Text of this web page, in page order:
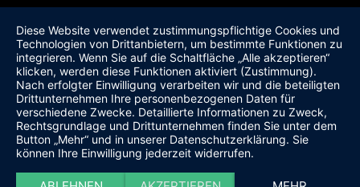
Diese Website verwendet zustimmungspflichtige Cookies und
Technologien von Drittanbietern, um bestimmte Funktionen zu
integrieren. Wenn Sie auf die Schaltfläche „Alle akzeptieren“
klicken, werden diese Funktionen aktiviert (Zustimmung).
Nach erfolgter Einwilligung verarbeiten wir und die beteiligten
Drittunternehmen Ihre personenbezogenen Daten für
verschiedene Zwecke. Detaillierte Informationen zu Zweck,
Rechtsgrundlage und Drittunternehmen finden Sie unter dem
Button „Mehr“ und in unserer Datenschutzerklärung. Sie
können Ihre Einwilligung jederzeit widerrufen.